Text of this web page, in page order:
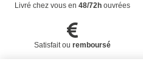
Livré chez vous en 48/72houvrées
Satisfait ou remboursé